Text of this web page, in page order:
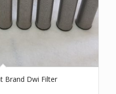
Brand Dwi Filter